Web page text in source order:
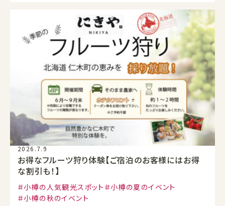
2026.7.9
お得なフルーツ狩り体験【ご宿泊のお客様にはお得
な割引も！】
小樽の人気観光スポット
小樽の夏のイベント
小樽の秋のイベント